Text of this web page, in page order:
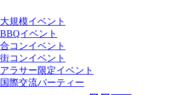
大規模イベント
BBQイベント
合コンイベント
街コンイベント
アラサー限定イベント
国際交流パーティー